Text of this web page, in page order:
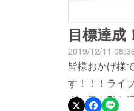
目標達成
2019/12/11
皆様おかげ様
す！！！ライ
グ、気を引き